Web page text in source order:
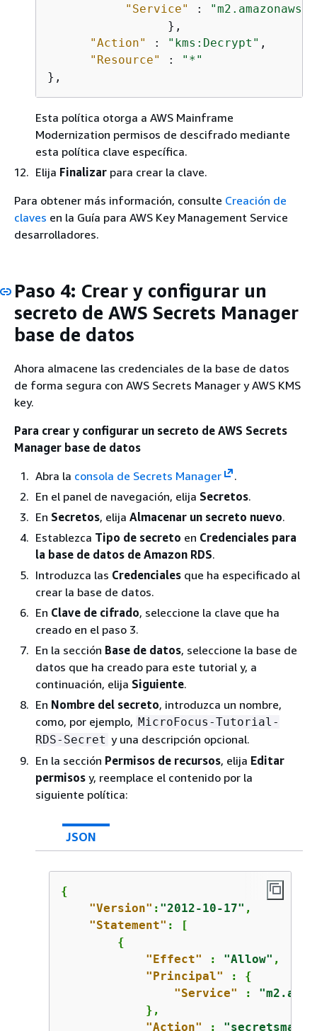
"Service"
:
                 },
"Action"
: "kms:Decrypt" ,
"Resource"
:
"*"
},
Esta política otorga a AWS Mainframe
Modernization permisos de descifrado mediante
esta política clave específica.
Elija Finalizar para crear la clave.
Para obtener más información, consulte Creación de
claves en la Guía para AWS Key Management Service
desarrolladores.
Paso 4: Crear y configurar un
secreto de AWS Secrets Manager
base de datos
Ahora almacene las credenciales de la base de datos
de forma segura con AWS Secrets Manager y AWS KMS
key.
Para crear y configurar un secreto de AWS Secrets
Manager base de datos
Abra la consola de Secrets Manager
.
En el panel de navegación, elija Secretos.
En Secretos, elija Almacenar un secreto nuevo.
Establezca Tipo de secreto en Credenciales para
la base de datos de Amazon RDS.
Introduzca las Credenciales que ha especificado al
crear la base de datos.
En Clave de cifrado, seleccione la clave que ha
creado en el paso 3.
En la sección Base de datos, seleccione la base de
datos que ha creado para este tutorial y, a
continuación, elija Siguiente.
En Nombre del secreto, introduzca un nombre,
como, por ejemplo, MicroFocus-Tutorial-
RDS-Secret y una descripción opcional.
En la sección Permisos de recursos, elija Editar
permisos y, reemplace el contenido por la
siguiente política:
JSON
{
"Version" : "2012-10-17" ,
"Statement" : [
{
"Effect" : "Allow" ,
"Principal" : {
"Service" :
            },
"Action" :